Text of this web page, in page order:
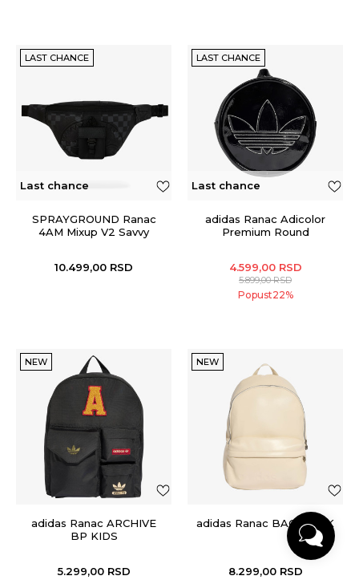
LAST CHANCE
Last chance
SPRAYGROUND Ranac
4AM Mixup V2 Savvy
10.499,00 RSD
LAST CHANCE
Last chance
adidas Ranac Adicolor
Premium Round
4.599,00 RSD
5.899,00RSD
Popust22%
NEW
adidas Ranac ARCHIVE
BP KIDS
5.299,00 RSD
NEW
adidas Ranac BACKPACK
8.299,00 RSD